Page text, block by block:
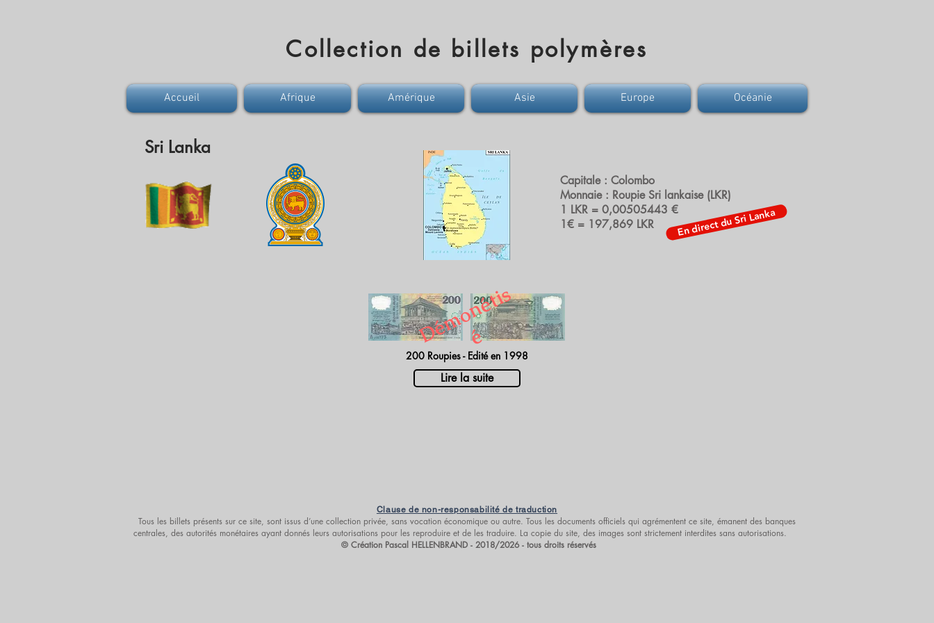
Collection de billets polymères
Accueil Afrique Amérique Asie Europe Océanie
Sri Lanka
Capitale : Colombo
Monnaie : Roupie Sri lankaise (LKR)
1 LKR = 0,00505443 €
1€ = 197,869 LKR
En direct du Sri Lanka
D
é
m
o
n
é
t
i
s
é
200 Roupies - Edité en 1998
Lire la suite
Clause de non-responsabilité de traduction
Tous les billets présents sur ce site, sont issus d’une collection privée, sans vocation économique ou autre. Tous les documents officiels qui agrémentent ce site, émanent des banques
centrales, des autorités monétaires ayant donnés leurs autorisations pour les reproduire et de les traduire. La copie du site, des images sont strictement interdites sans autorisations.
© Création Pascal HELLENBRAND - 2018/2026 - tous droits réservés